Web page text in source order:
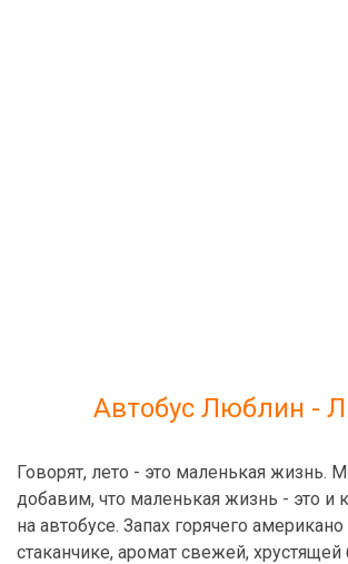
Автобус Люблин -
Говорят, лето - это маленькая жизнь.
добавим, что маленькая жизнь - это и
на автобусе. Запах горячего
стаканчике, аромат свежей, хрустящей